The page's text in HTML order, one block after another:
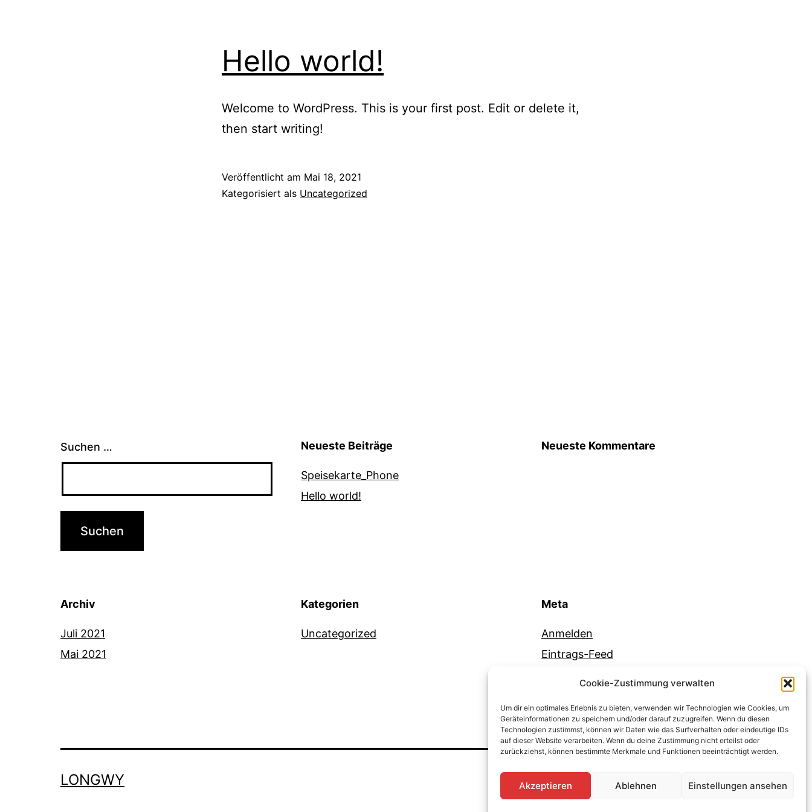
Cookie-Zustimmung verwalten
Um dir ein optimales Erlebnis zu bieten, verwenden wir Technologien wie Cookies, um
Geräteinformationen zu speichern und/oder darauf zuzugreifen. Wenn du diesen
Technologien zustimmst, können wir Daten wie das Surfverhalten oder eindeutige IDs
auf dieser Website verarbeiten. Wenn du deine Zustimmung nicht erteilst oder
zurückziehst, können bestimmte Merkmale und Funktionen beeinträchtigt werden.
Akzeptieren Ablehnen Einstellungen ansehen
Hello world!
Welcome to WordPress. This is your first post. Edit or delete it,
then start writing!
Veröffentlicht am Mai 18, 2021
Kategorisiert als Uncategorized
Suchen … Neueste Beiträge
Speisekarte_Phone
Hello world!
Neueste Kommentare
Archiv
Juli 2021
Mai 2021
Kategorien
Uncategorized
Meta
Anmelden
Eintrags-Feed
LONGWY Datenschutz Stolz präsentiert vonWordPress